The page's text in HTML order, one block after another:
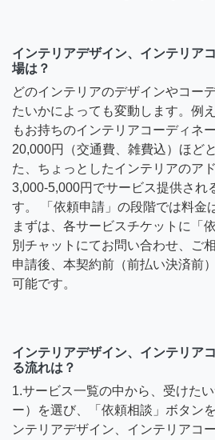
インテリアデザイン、インテリア
場は？
どのインテリアのデザインやコー
たいかによっても変動します。例
もお持ちのインテリアコーディネ
20,000円（交通費、雑費込）ほど
た、ちょっとしたインテリアのア
3,000-5,000円でサービス提供され
す。 「依頼申請」の段階では料金
まずは、各サービスチケットに「
別チャットにてお問い合わせ、ご
申請後、本契約前（前払い決済前
可能です。
インテリアデザイン、インテリア
る流れは？
1.サービス一覧の中から、受けた
ー）を選び、「依頼相談」ボタン
ンテリアデザイン、インテリアコ